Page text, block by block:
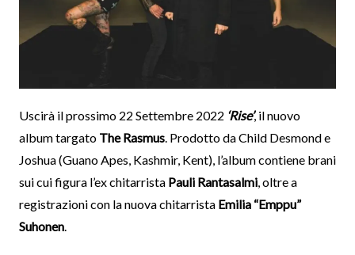
Uscirà il prossimo 22 Settembre 2022 ‘Rise’, il nuovo
album targato The Rasmus. Prodotto da Child Desmond e
Joshua (Guano Apes, Kashmir, Kent), l’album contiene brani
sui cui figura l’ex chitarrista Pauli Rantasalmi, oltre a
registrazioni con la nuova chitarrista Emilia “Emppu”
Suhonen.